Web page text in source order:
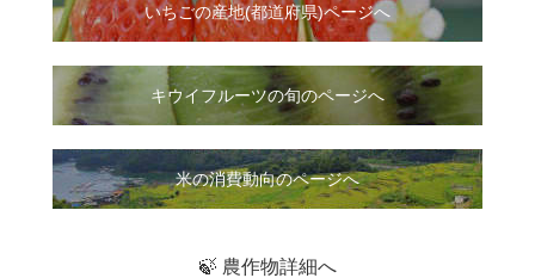
いちごの産地(都道府県)ページへ
キウイフルーツの旬のページへ
米の消費動向のページへ
🍃 農作物詳細へ